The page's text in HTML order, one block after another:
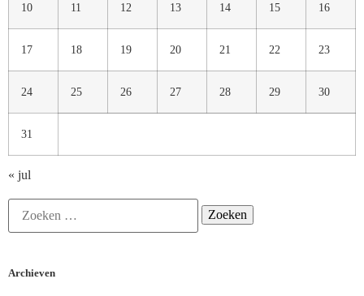
10 11 12 13 14 15 16
17 18 19 20 21 22 23
24 25 26 27 28 29 30
31
« jul
Archieven